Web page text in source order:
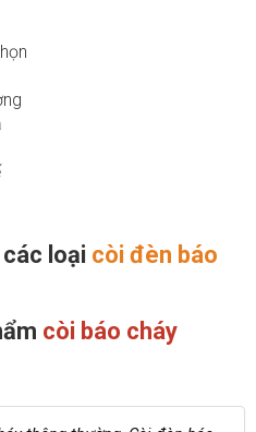
loại còi đèn báo
còi báo cháy